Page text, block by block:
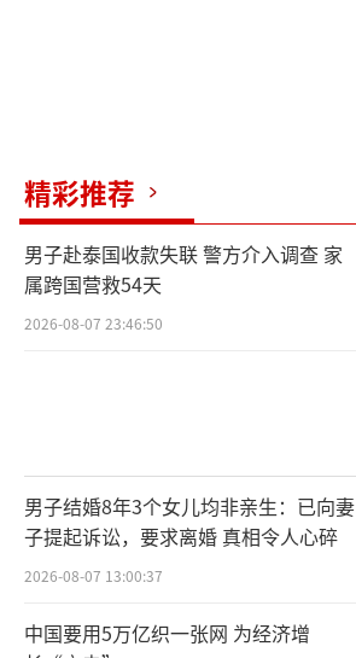
精彩推荐
男子赴泰国收款失联 警方介入调查 家
属跨国营救54天
2026-08-07 23:46:50
男子结婚8年3个女儿均非亲生：已向妻
子提起诉讼，要求离婚 真相令人心碎
2026-08-07 13:00:37
中国要用5万亿织一张网 为经济增